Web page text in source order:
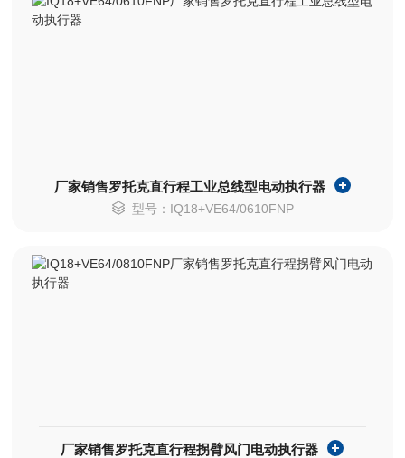
厂家销售罗托克直行程工业总线型电动执行器
型号：IQ18+VE64/0610FNP
厂家销售罗托克直行程拐臂风门电动执行器